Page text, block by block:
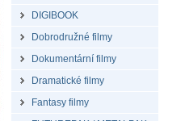
DIGIBOOK
Dobrodružné filmy
Dokumentární filmy
Dramatické filmy
Fantasy filmy